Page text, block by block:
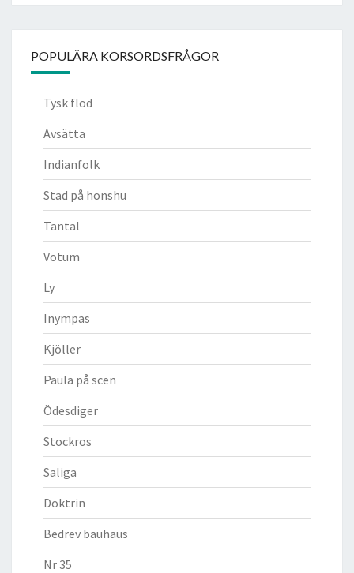
POPULÄRA KORSORDSFRÅGOR
Tysk flod
Avsätta
Indianfolk
Stad på honshu
Tantal
Votum
Ly
Inympas
Kjöller
Paula på scen
Ödesdiger
Stockros
Saliga
Doktrin
Bedrev bauhaus
Nr 35